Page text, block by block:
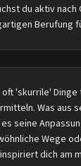
du aktiv nach
Berufung
'skurrile' Dinge
Was aus
seine
Wege
dich am